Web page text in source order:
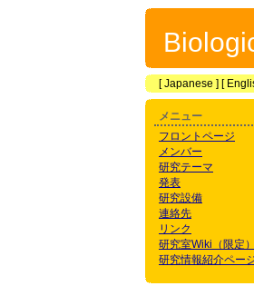
[Japanese ] [
メニュー
フロントページ
メンバー
研究テーマ
発表
研究設備
連絡先
リンク
研究室Wiki（限定）
研究情報紹介ペー